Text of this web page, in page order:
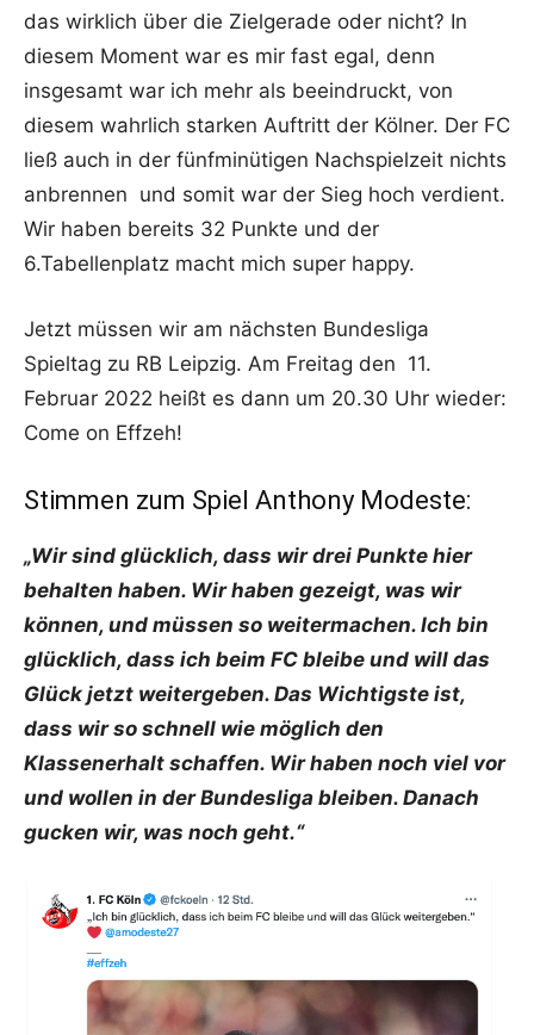
das wirklich über die Zielgerade oder nicht? In
diesem Moment war es mir fast egal, denn
insgesamt war ich mehr als beeindruckt, von
diesem wahrlich starken Auftritt der Kölner. Der FC
ließ auch in der fünfminütigen Nachspielzeit nichts
anbrennen und somit war der Sieg hoch verdient.
Wir haben bereits 32 Punkte und der
6.Tabellenplatz macht mich super happy.
Jetzt müssen wir am nächsten Bundesliga
Spieltag zu RB Leipzig. Am Freitag den 11.
Februar 2022 heißt es dann um 20.30 Uhr wieder:
Come on Effzeh!
Stimmen zum Spiel Anthony Modeste:
„Wir sind glücklich, dass wir drei Punkte hier
behalten haben. Wir haben gezeigt, was wir
können, und müssen so weitermachen. Ich bin
glücklich, dass ich beim FC bleibe und will das
Glück jetzt weitergeben. Das Wichtigste ist,
dass wir so schnell wie möglich den
Klassenerhalt schaffen. Wir haben noch viel vor
und wollen in der Bundesliga bleiben. Danach
gucken wir, was noch geht.“